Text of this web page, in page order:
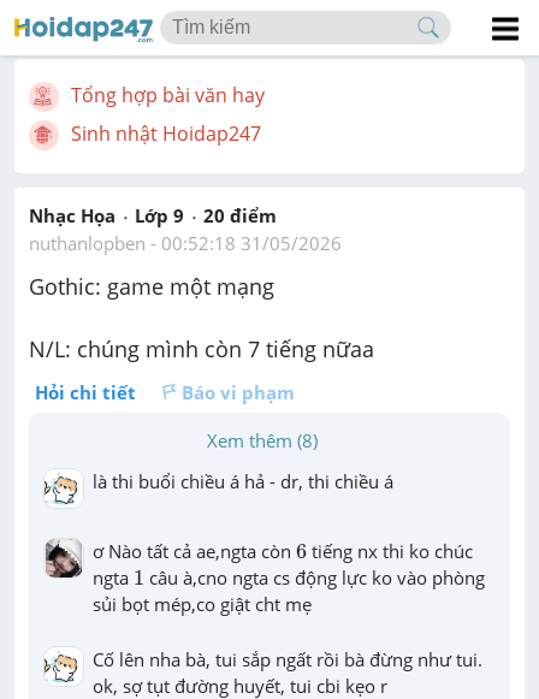
Tổng hợp bài văn hay
Sinh nhật Hoidap247
Nhạc Họa Lớp 9 20 điểm
nuthanlopben - 00:52:18 31/05/2026
Gothic: game một mạng
N/L: chúng mình còn 7 tiếng nữaa
Hỏi chi tiết
Báo vi phạm
Xem thêm (8)
là thi buổi chiều á hả - dr, thi chiều á
ơ Nào tất cả ae,ngta còn 6
6 tiếng nx thi ko chúc
ngta 1
1 câu à,cno ngta cs động lực ko vào phòng
sủi bọt mép,co giật cht mẹ
Cố lên nha bà, tui sắp ngất rồi bà đừng như tui.
ok, sợ tụt đường huyết, tui cbi kẹo r